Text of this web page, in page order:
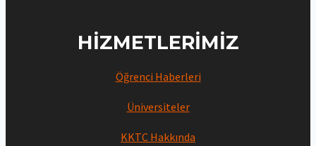
HIZMETLERIMIZ
Öğrenci Haberleri
Üniversiteler
KKTC Hakkında